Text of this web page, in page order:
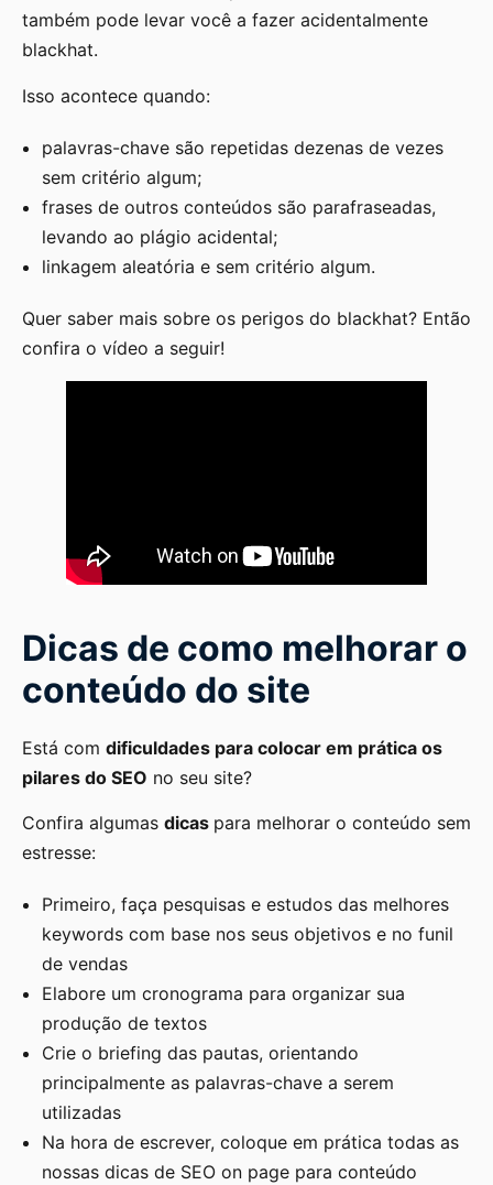
também pode levar você a fazer acidentalmente
blackhat.
Isso acontece quando:
palavras-chave são repetidas dezenas de vezes
sem critério algum;
frases de outros conteúdos são parafraseadas,
levando ao plágio acidental;
linkagem aleatória e sem critério algum.
Quer saber mais sobre os perigos do blackhat? Então
confira o vídeo a seguir!
Dicas de como melhorar o
conteúdo do site
Está com dificuldades para colocar em prática os
pilares do SEO no seu site?
Confira algumas dicas para melhorar o conteúdo sem
estresse:
Primeiro, faça pesquisas e estudos das melhores
keywords com base nos seus objetivos e no funil
de vendas
Elabore um cronograma para organizar sua
produção de textos
Crie o briefing das pautas, orientando
principalmente as palavras-chave a serem
utilizadas
Na hora de escrever, coloque em prática todas as
nossas dicas de SEO on page para conteúdo